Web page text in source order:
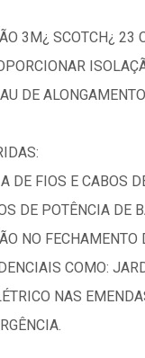
3M¿ SCOTCH¿ 23
DE
DE FIOS E CABOS
DE POTÊNCIA DE
NO FECHAMENTO
COMO:
NAS